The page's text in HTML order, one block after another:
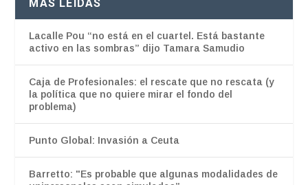
MÁS LEÍDAS
Lacalle Pou “no está en el cuartel. Está bastante
activo en las sombras” dijo Tamara Samudio
Caja de Profesionales: el rescate que no rescata (y
la política que no quiere mirar el fondo del
problema)
Punto Global: Invasión a Ceuta
Barretto: "Es probable que algunas modalidades de